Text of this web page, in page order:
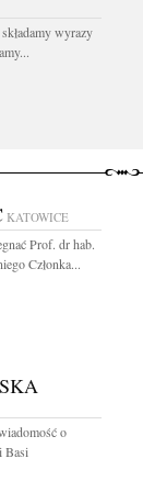
wyrazy
KATOWICE
Prof. dr hab.
Członka...
o
Basi